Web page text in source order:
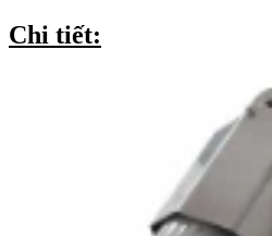
Chi tiết: